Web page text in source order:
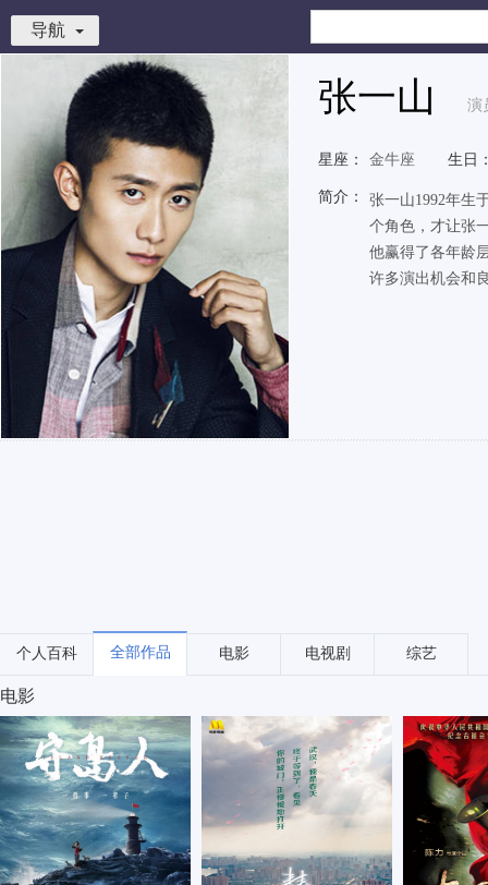
导航
张一山 演
星座： 金牛座 生日
简介：
张一山1992年生
个角色，才让张
他赢得了各年龄
许多演出机会和
个人百科 全部作品 电影 电视剧 综艺
电影